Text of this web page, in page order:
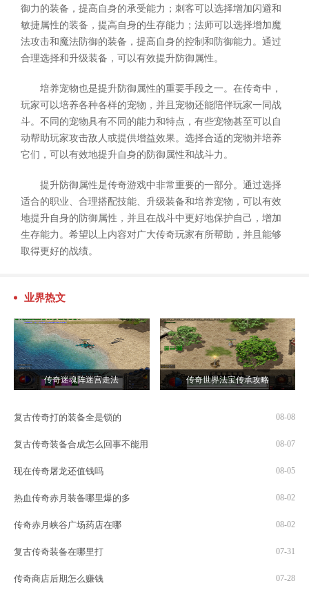
御力的装备，提高自身的承受能力；刺客可以选择增加闪避和
敏捷属性的装备，提高自身的生存能力；法师可以选择增加魔
法攻击和魔法防御的装备，提高自身的控制和防御能力。通过
合理选择和升级装备，可以有效提升防御属性。
培养宠物也是提升防御属性的重要手段之一。在传奇中，
玩家可以培养各种各样的宠物，并且宠物还能陪伴玩家一同战
斗。不同的宠物具有不同的能力和特点，有些宠物甚至可以自
动帮助玩家攻击敌人或提供增益效果。选择合适的宠物并培养
它们，可以有效地提升自身的防御属性和战斗力。
提升防御属性是传奇游戏中非常重要的一部分。通过选择
适合的职业、合理搭配技能、升级装备和培养宠物，可以有效
地提升自身的防御属性，并且在战斗中更好地保护自己，增加
生存能力。希望以上内容对广大传奇玩家有所帮助，并且能够
取得更好的战绩。
业界热文
传奇迷魂阵迷宫走法 传奇世界法宝传承攻略
复古传奇打的装备全是锁的 08-08
复古传奇装备合成怎么回事不能用 08-07
现在传奇屠龙还值钱吗 08-05
热血传奇赤月装备哪里爆的多 08-02
传奇赤月峡谷广场药店在哪 08-02
复古传奇装备在哪里打 07-31
传奇商店后期怎么赚钱 07-28